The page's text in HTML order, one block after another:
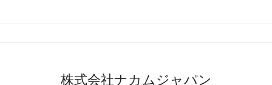
株式会社ナカムジャパン